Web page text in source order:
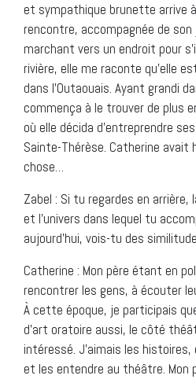
et sympathique brunette arrive
rencontre, accompagnée de
marchant vers un endroit pour
rivière, elle me raconte qu’elle
dans l’Outaouais. Ayant grandi
commença à le trouver de plus
où elle décida d’entreprendre
Sainte-Thérèse. Catherine avait
chose…
Zabel : Si tu regardes en
et l’univers dans lequel tu
aujourd’hui, vois-tu des
Catherine : Mon père étant en
rencontrer les gens, à écouter
À cette époque, je participais
d’art oratoire aussi, le côté
intéressé. J’aimais les
et les entendre au théâtre. Mon